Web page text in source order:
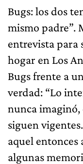
Bugs: los dos
mismo padre”.
entrevista para
hogar en Los
Bugs frente a
verdad: “Lo
nunca imaginó,
siguen
aquel entonces
algunas